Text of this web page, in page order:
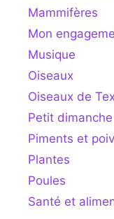
Mammifères
Mon
Musique
Oiseaux
Oiseaux de
Petit
Piments et
Plantes
Poules
Santé et